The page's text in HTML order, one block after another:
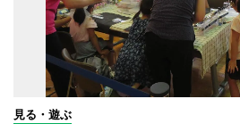
見る・遊ぶ